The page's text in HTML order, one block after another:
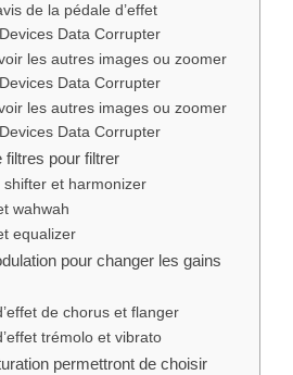
de la pédale d’effet
Data Corrupter
les autres images ou zoomer
Data Corrupter
les autres images ou zoomer
Data Corrupter
filtres pour filtrer
shifter et harmonizer
wahwah
equalizer
pour changer les gains
de chorus et flanger
trémolo et vibrato
permettront de choisir